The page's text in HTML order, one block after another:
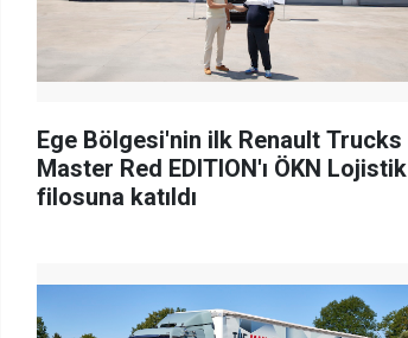
Ege Bölgesi'nin ilk Renault Trucks
Master Red EDITION'ı ÖKN Lojistik
filosuna katıldı